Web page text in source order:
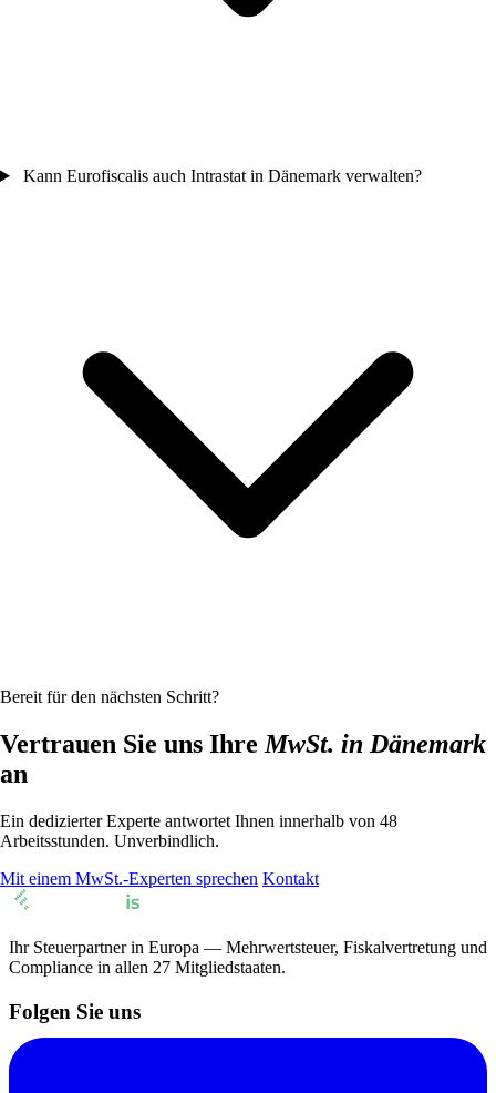
Kann Eurofiscalis auch Intrastat in Dänemark verwalten?
Bereit für den nächsten Schritt?
Vertrauen Sie uns Ihre MwSt. in Dänemark
an
Ein dedizierter Experte antwortet Ihnen innerhalb von 48
Arbeitsstunden. Unverbindlich.
Mit einem MwSt.-Experten sprechen Kontakt
Ihr Steuerpartner in Europa — Mehrwertsteuer, Fiskalvertretung und
Compliance in allen 27 Mitgliedstaaten.
Folgen Sie uns